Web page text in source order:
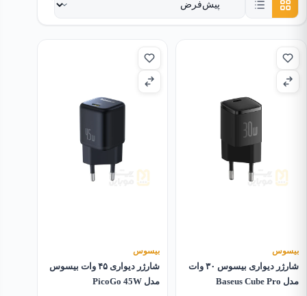
بیسوس
شارژر دیواری بیسوس ۳۰ وات
مدل Baseus Cube Pro
بیسوس
شارژر دیواری ۴۵ وات بیسوس
مدل PicoGo 45W